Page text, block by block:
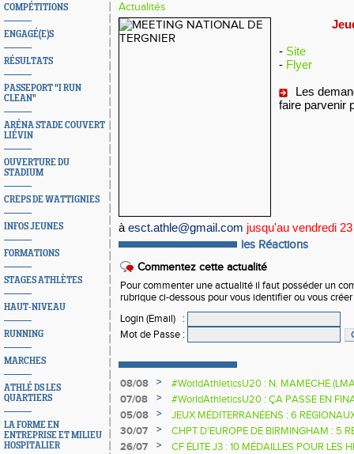
COMPÉTITIONS
ENGAGÉ(E)S
RÉSULTATS
PASSEPORT "I RUN
CLEAN"
ARÉNA STADE COUVERT
LIÉVIN
OUVERTURE DU
STADIUM
CREPS DE WATTIGNIES
INFOS JEUNES
FORMATIONS
STAGES ATHLÈTES
HAUT-NIVEAU
RUNNING
MARCHES
ATHLÉ DS LES
QUARTIERS
LA FORME EN
ENTREPRISE ET MILIEU
HOSPITALIER
Actualités
- Site
- Flyer
Les
faire parvenir
à esct.athle@gmail.com jusqu'au vendredi
les Réactions
Commentez cette actualité
Pour commenter une actualité il faut posséder un
rubrique ci-dessous pour vous identifier ou vous
Login (Email)
:
Mot de Passe :
08/08 >
#WorldAthleticsU20 : N. MAMECHE
07/08
>
#WorldAthleticsU20 : ÇA PASSE EN
SAUTEURS
05/08 >
JEUX MÉDITERRANÉENS : 6
30/07
>
CHPT D'EUROPE DE BIRMINGHAM : 5
26/07
>
CF ÉLITE J3 : 10 MÉDAILLES POUR LES